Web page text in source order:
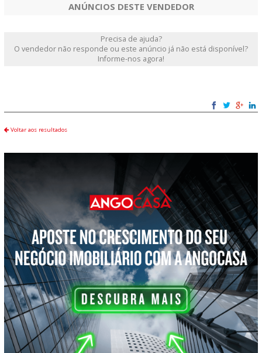
ANÚNCIOS DESTE VENDEDOR
Precisa de ajuda?
O vendedor não responde ou este anúncio já não está disponível?
Informe-nos agora!
Voltar aos resultados